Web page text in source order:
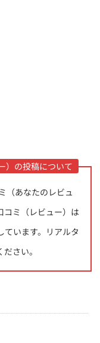
）の投稿について
（あなたのレビュ
コミ（レビュー）は
います。 リアルタ
さい。